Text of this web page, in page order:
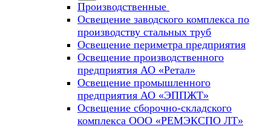
Производственные
Освещение заводского комплекса по
производству стальных труб
Освещение периметра предприятия
Освещение производственного
предприятия АО «Ретал»
Освещение промышленного
предприятия АО «ЭППЖТ»
Освещение сборочно-складского
комплекса ООО «РЕМЭКСПО ЛТ»